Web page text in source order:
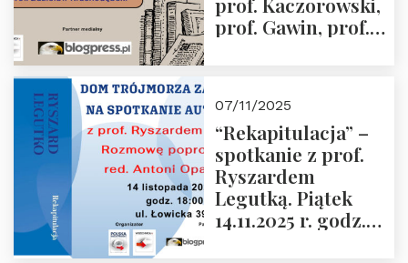
prof. Gawin, prof.
07/11/2025
“Rekapitulacja” –
spotkanie z prof.
Ryszardem
Legutką. Piątek
14.11.2025 r. godz.